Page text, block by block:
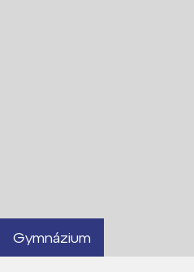
Gymnázium